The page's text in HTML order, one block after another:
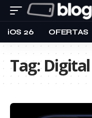
iOS 26 OFERTAS
Tag: